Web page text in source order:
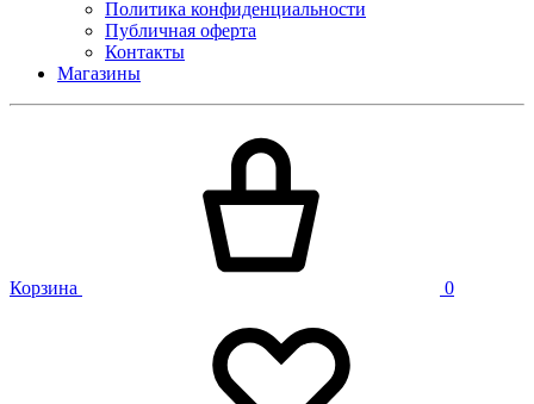
Политика конфиденциальности
Публичная оферта
Контакты
Магазины
Корзина 0